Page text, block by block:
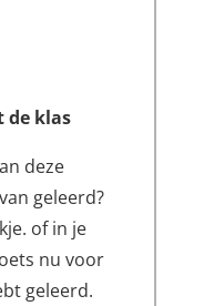
de klas
deze
geleerd?
of in je
nu voor
geleerd.